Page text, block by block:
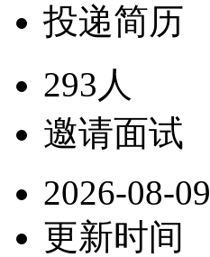
投递简历
293人
邀请面试
2026-08-09
更新时间